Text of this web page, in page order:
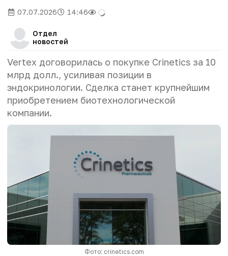
07.07.2026 14:46
Отдел
новостей
Vertex договорилась о покупке Crinetics за 10
млрд долл., усиливая позиции в
эндокринологии. Сделка станет крупнейшим
приобретением биотехнологической
компании.
Фото: crinetics.com